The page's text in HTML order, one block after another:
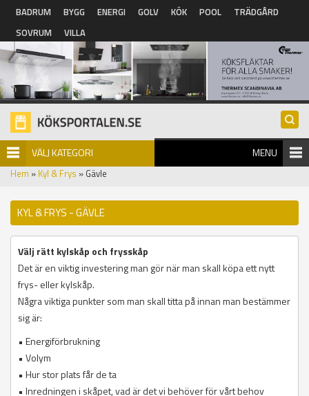
Hoppa till huvudinnehåll
BADRUM BYGG ENERGI GOLV KÖK POOL
TRÄDGÅRD
SOVRUM
VILLA
VÄLJ KATEGORI MENU
Hem » Kyl & Frys » Gävle
KYL & FRYS - GÄVLE
Välj rätt kylskåp och frysskåp
Det är en viktig investering man gör när man skall köpa ett nytt
frys- eller kylskåp.
Några viktiga punkter som man skall titta på innan man bestämmer
sig är:
• Energiförbrukning
• Volym
• Hur stor plats får de ta
• Inredningen i skåpet, vad är det vi behöver för vårt behov